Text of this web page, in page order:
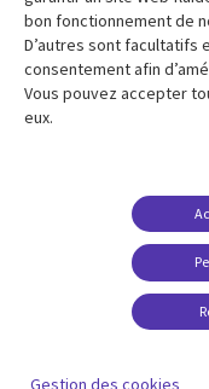
Ressources
Library
CANADA
Articles
Communiqués
Points de vue
CANADA
bon fonctionnement de
D’autres sont facultatifs
consentement afin
Vous pouvez accepter
eux.
Gestion des cookies